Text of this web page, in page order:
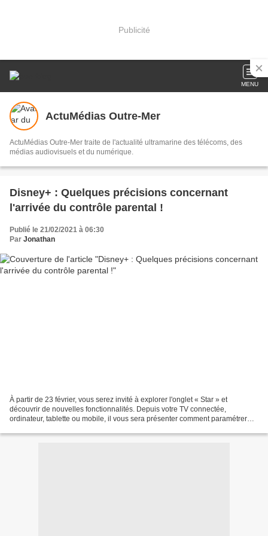
Publicité
MENU
ActuMédias Outre-Mer
ActuMédias Outre-Mer traite de l'actualité ultramarine des télécoms, des
médias audiovisuels et du numérique.
Disney+ : Quelques précisions concernant
l'arrivée du contrôle parental !
Publié le 21/02/2021 à 06:30
Par Jonathan
À partir de 23 février, vous serez invité à explorer l'onglet « Star » et
découvrir de nouvelles fonctionnalités. Depuis votre TV connectée,
ordinateur, tablette ou mobile, il vous sera présenter comment paramétrer